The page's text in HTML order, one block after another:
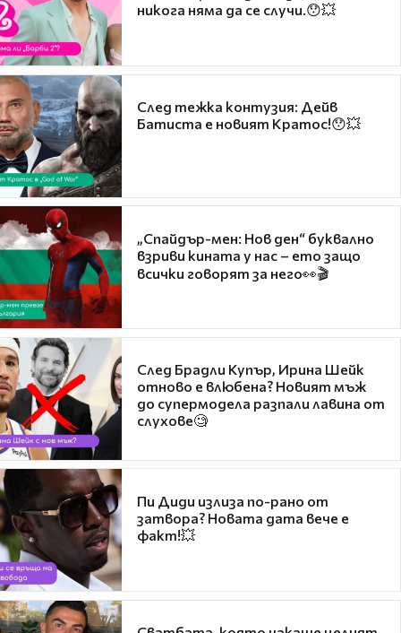
никога няма да се случи.😯💥
След тежка контузия: Дейв
Батиста е новият Кратос!😯💥
„Спайдър-мен: Нов ден“ буквално
взриви кината у нас – ето защо
всички говорят за него👀🎬
След Брадли Купър, Ирина Шейк
отново е влюбена? Новият мъж
до супермодела разпали лавина от
слухове🧐
Пи Диди излиза по-рано от
затвора? Новата дата вече е
факт!💥